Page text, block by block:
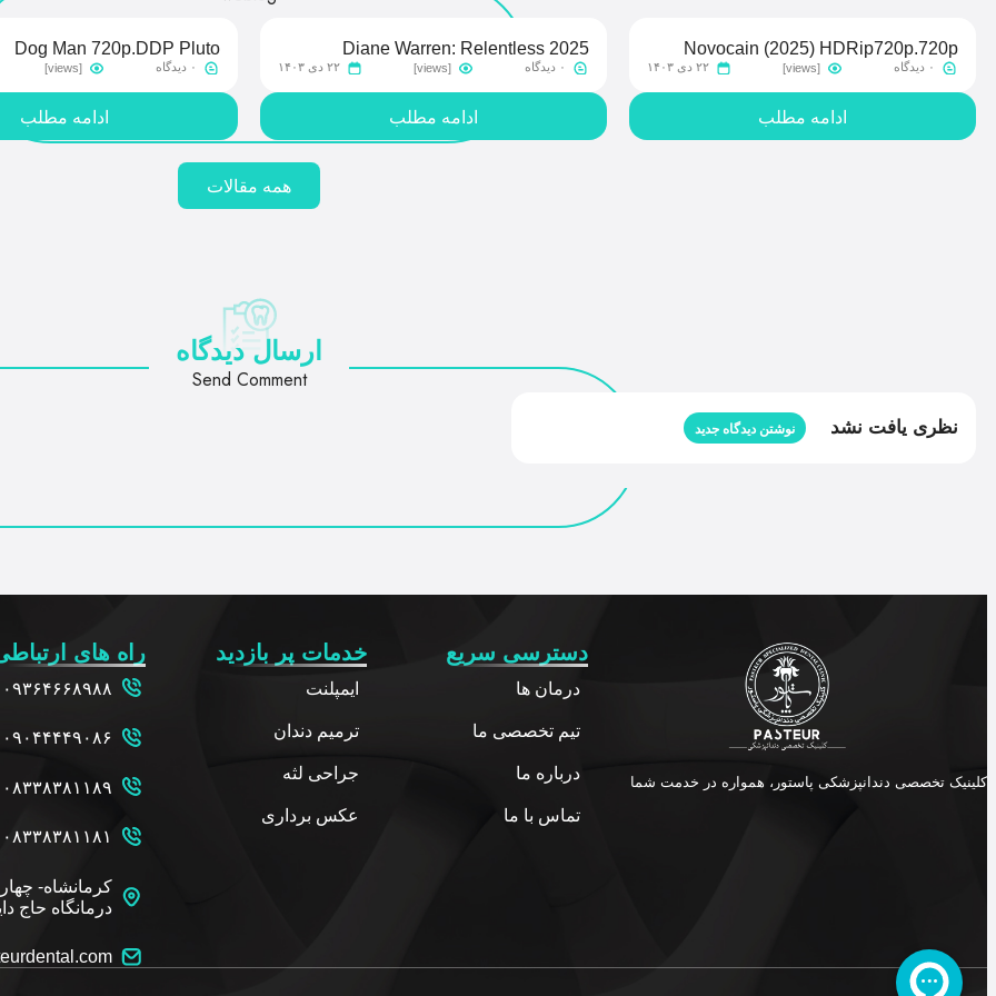
Novocain (2025) HDRip720p.720p
PSA
۰ دیدگاه [views] ۲۲ دی ۱۴۰۳
ادامه مطلب
Diane Warren: Relentless 2025
720p.BRRip Filme Completo
۰ دیدگاه [views] ۲۲ دی ۱۴۰۳
ادامه مطلب
Dog Man 720p.DDP Pluto
۰ دیدگاه [views]
ادامه مطلب
همه مقالات
ارسال دیدگاه
Send Comment
نظری یافت نشد نوشتن دیدگاه جدید
کلینیک تخصصی دندانپزشکی پاستور، همواره در خدمت شما
دسترسی سریع
درمان ها
تیم تخصصی ما
درباره ما
تماس با ما
خدمات پر بازدید
ایمپلنت
ترمیم دندان
جراحی لثه
عکس برداری
راه های
۰۹۳۶۴۶۶۸۹۸۸
۰۹۰۴۴۴۴۹۰۸۶
۰۸۳۳۸۳۸۱۱۸۹
۰۸۳۳۸۳۸۱۱۸۱
کرمانشاه-
درمانگاه حاج